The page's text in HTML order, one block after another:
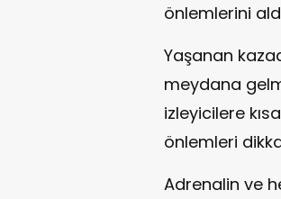
önlemlerini
Yaşanan
meydana
izleyicilere
önlemleri
Adrenalin ve